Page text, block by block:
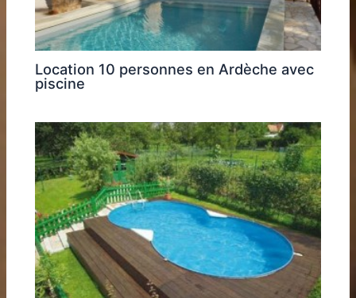
Location 10 personnes en Ardèche avec
piscine